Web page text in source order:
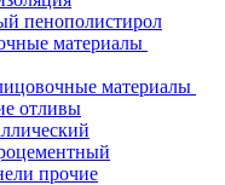
пенополистирол
материалы
материалы
отливы
прочие